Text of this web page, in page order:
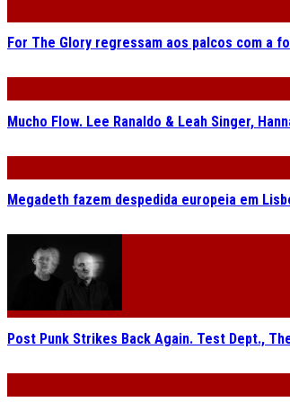
For The Glory regressam aos palcos com a
Mucho Flow. Lee Ranaldo & Leah Singer,
Megadeth fazem despedida europeia em
Post Punk Strikes Back Again. Test Dept.,